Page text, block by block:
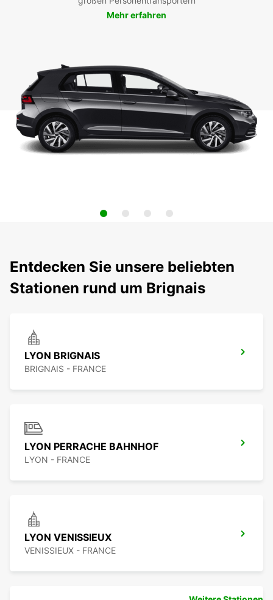
Mehr erfahren
Entdecken Sie unsere beliebten
Stationen rund um Brignais
LYON BRIGNAIS
BRIGNAIS - FRANCE
LYON PERRACHE BAHNHOF
LYON - FRANCE
LYON VENISSIEUX
VENISSIEUX - FRANCE